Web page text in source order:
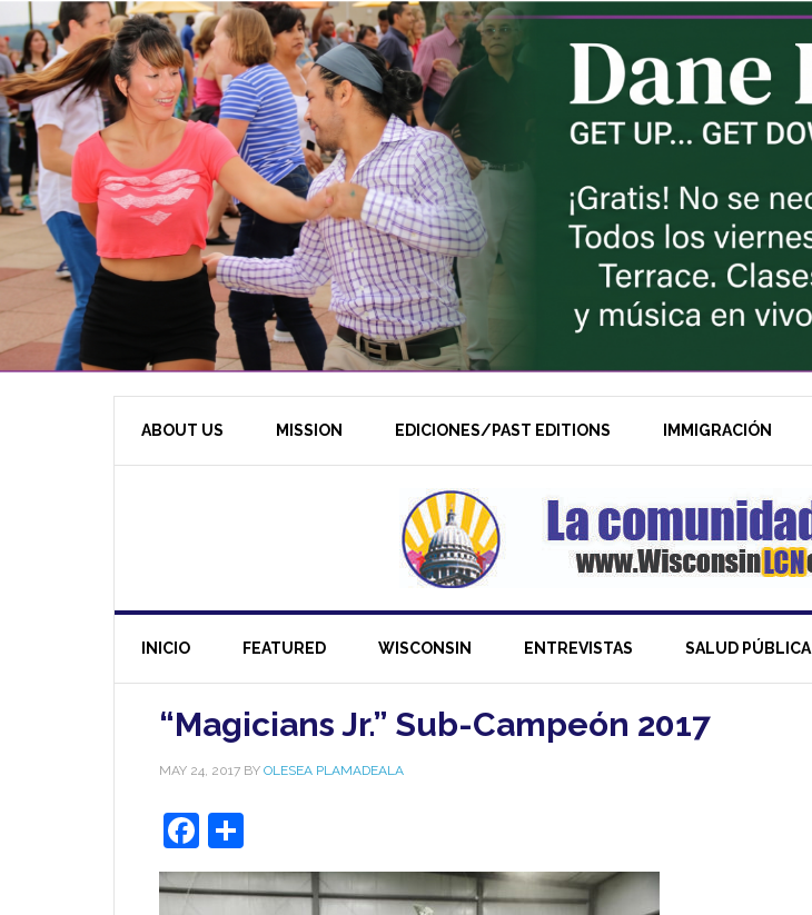
ABOUT US MISSION EDICIONES/PAST EDITIONS IMMIGRACIÓN
INICIO FEATURED WISCONSIN ENTREVISTAS SALUD PÚBLICA
“Magicians Jr.” Sub-Campeón 2017
MAY 24, 2017 BY OLESEA PLAMADEALA
Facebook